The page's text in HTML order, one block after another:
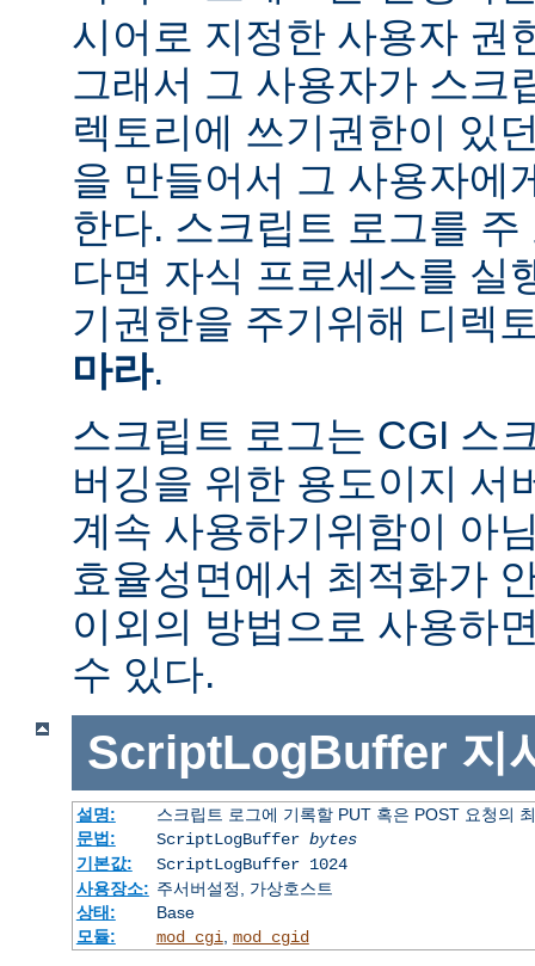
시어로 지정한 사용자 권
그래서 그 사용자가 스크
렉토리에 쓰기권한이 있
을 만들어서 그 사용자에
한다. 스크립트 로그를
다면 자식 프로세스를 실
기권한을 주기위해 디렉
마라.
스크립트 로그는 CGI 스
버깅을 위한 용도이지 서
계속 사용하기위함이 아
효율성면에서 최적화가
이외의 방법으로 사용하
수 있다.
ScriptLogBuffer 지
설명:
스크립트 로그에 기록할 PUT 혹은 POST 요청의
문법:
ScriptLogBuffer bytes
기본값:
ScriptLogBuffer 1024
사용장소: 주서버설정, 가상호스트
상태:
Base
모듈:
mod_cgi mod_cgid